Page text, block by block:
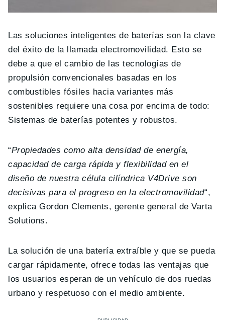
Las soluciones inteligentes de baterías son la clave
del éxito de la llamada electromovilidad. Esto se
debe a que el cambio de las tecnologías de
propulsión convencionales basadas en los
combustibles fósiles hacia variantes más
sostenibles requiere una cosa por encima de todo:
Sistemas de baterías potentes y robustos.
“Propiedades como alta densidad de energía,
capacidad de carga rápida y flexibilidad en el
diseño de nuestra célula cilíndrica V4Drive son
decisivas para el progreso en la electromovilidad“,
explica Gordon Clements, gerente general de Varta
Solutions.
La solución de una batería extraíble y que se pueda
cargar rápidamente, ofrece todas las ventajas que
los usuarios esperan de un vehículo de dos ruedas
urbano y respetuoso con el medio ambiente.